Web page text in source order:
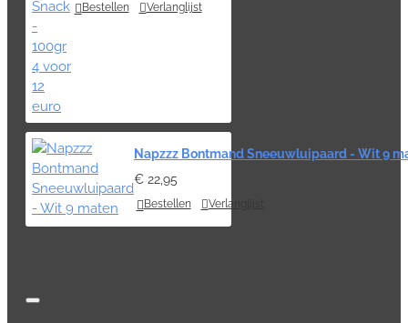
Bestellen Verlanglijst
Napzzz Bontmand Sneeuwluipaard - Wit 9
€ 22,95
Bestellen Verlanglijst